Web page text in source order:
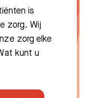
is
zorg. Wij
zorg elke
kunt u